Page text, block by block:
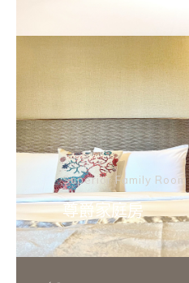
Superior Family Room
尊爵家庭房